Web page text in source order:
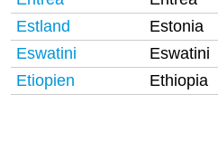
Estland
Estonia
Eswatini
Eswatini
Etiopien
Ethiopia